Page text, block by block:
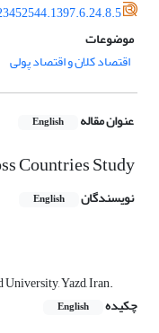
موضوعات
اقتصاد کلان و اقتصاد پولی
عنوان مقاله English
Countries Study
نویسندگان English
Yazd, Iran.
چکیده
English